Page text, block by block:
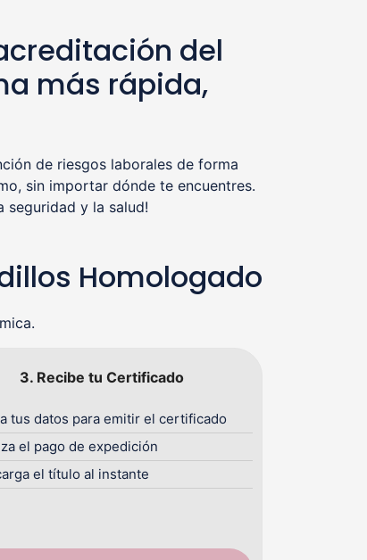
del
más rápida,
de riesgos laborales de forma
sin importar dónde te encuentres.
seguridad y la salud!
Homologado
3. Recibe tu Certificado
tus datos para emitir el certificado
el pago de expedición
el título al instante